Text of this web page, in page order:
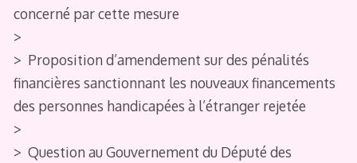
concerné par cette mesure
>
> Proposition d’amendement sur des pénalités
financières sanctionnant les nouveaux financements
des personnes handicapées à l’étranger rejetée
>
> Question au Gouvernement du Député des